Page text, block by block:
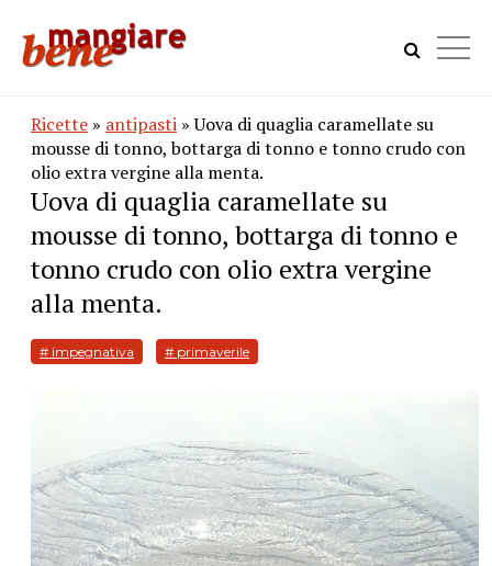
Ricette » antipasti » Uova di quaglia caramellate su
mousse di tonno, bottarga di tonno e tonno crudo con
olio extra vergine alla menta.
Uova di quaglia caramellate su
mousse di tonno, bottarga di tonno e
tonno crudo con olio extra vergine
alla menta.
# impegnativa # primaverile